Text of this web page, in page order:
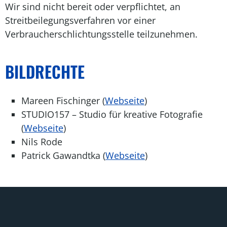
Wir sind nicht bereit oder verpflichtet, an
Streitbeilegungsverfahren vor einer
Verbraucherschlichtungsstelle teilzunehmen.
BILDRECHTE
Mareen Fischinger (Webseite)
STUDIO157 – Studio für kreative Fotografie
(Webseite)
Nils Rode
Patrick Gawandtka (Webseite)